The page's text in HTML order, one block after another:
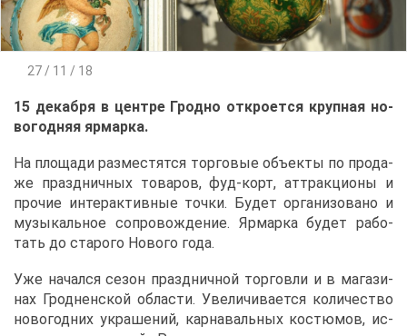
27 / 11 / 18
15 де­каб­ря в цен­тре Грод­но от­кро­ет­ся круп­ная но­
во­год­няя яр­мар­ка.
На пло­ща­ди раз­ме­стят­ся тор­го­вые объ­ек­ты по про­да­
же празд­нич­ных то­ва­ров, фуд-корт, ат­трак­ци­о­ны и
про­чие ин­тер­ак­тив­ные точ­ки. Бу­дет ор­га­ни­зо­ва­но и
му­зы­каль­ное со­про­вож­де­ние. Яр­мар­ка бу­дет ра­бо­
тать до ста­ро­го Но­во­го го­да.
Уже на­чал­ся се­зон празд­нич­ной тор­гов­ли и в ма­га­зи­
нах Грод­нен­ской об­ла­сти. Уве­ли­чи­ва­ет­ся ко­ли­че­ство
но­во­год­них укра­ше­ний, кар­на­валь­ных ко­стю­мов, ис­